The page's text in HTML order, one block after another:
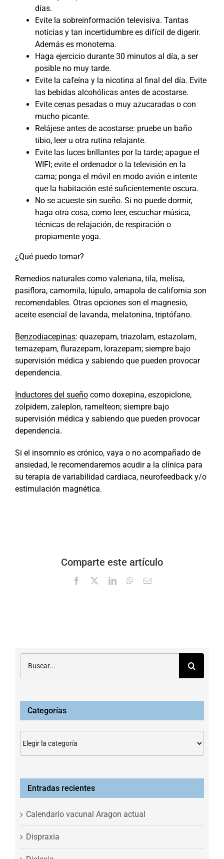
días.
Evite la sobreinformación televisiva. Tantas
noticias y tan incertidumbre es difícil de digerir.
Además es monotema.
Haga ejercicio durante 30 minutos al día, a ser
posible no muy tarde.
Evite la cafeína y la nicotina al final del día. Evite
las bebidas alcohólicas antes de acostarse.
Evite cenas pesadas o muy azucaradas o con
mucho picante.
Relájese antes de acostarse: pruebe un baño
tibio, leer u otra rutina relajante.
Evite las luces brillantes por la tarde; apague el
WIFI; evite el ordenador o la televisión en la
cama; ponga el móvil en modo avión e intente
que la habitación esté suficientemente oscura.
No se acueste sin sueño. Si no puede dormir,
haga otra cosa, como leer, escuchar música,
técnicas de relajación, de respiración o
propiamente yoga.
¿Qué puedo tomar?
Remedios naturales como valeriana, tila, melisa,
pasiflora, camomila, lúpulo, amapola de california son
recomendables. Otras opciones son el magnesio,
aceite esencial de lavanda, melatonina, triptófano.
Benzodiacepinas: quazepam, triazolam, estazolam,
temazepam, flurazepam, lorazepam; siempre bajo
supervisión médica y sabiendo que pueden provocar
dependencia.
Inductores del sueño como doxepina, eszopiclone,
zolpidem, zaleplon, ramelteon; siempre bajo
supervisión médica y sabiendo que pueden provocar
dependencia.
Si el insomnio es crónico, vaya o no acompañado de
ansiedad, le recomendaremos acudir a la clínica para
su terapia de variabilidad cardiaca, neurofeedback y/o
estimulación magnética.
Comparte este artículo
Facebook LinkedInWhatsApp
Correo
Categorías
Entradas recientes
Calendario vacunal Aragon actual
Dispraxia